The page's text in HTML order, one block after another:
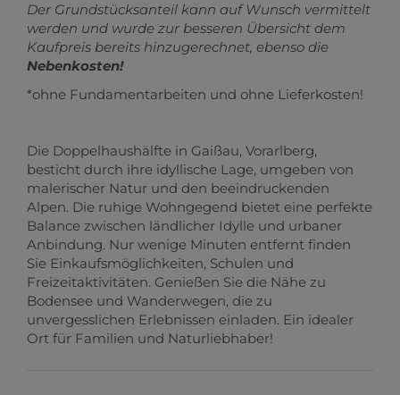
Der Grundstücksanteil kann auf Wunsch vermittelt
werden und wurde zur besseren Übersicht dem
Kaufpreis bereits hinzugerechnet, ebenso die
Nebenkosten!
*ohne Fundamentarbeiten und ohne Lieferkosten!
Die Doppelhaushälfte in Gaißau, Vorarlberg,
besticht durch ihre idyllische Lage, umgeben von
malerischer Natur und den beeindruckenden
Alpen. Die ruhige Wohngegend bietet eine perfekte
Balance zwischen ländlicher Idylle und urbaner
Anbindung. Nur wenige Minuten entfernt finden
Sie Einkaufsmöglichkeiten, Schulen und
Freizeitaktivitäten. Genießen Sie die Nähe zu
Bodensee und Wanderwegen, die zu
unvergesslichen Erlebnissen einladen. Ein idealer
Ort für Familien und Naturliebhaber!